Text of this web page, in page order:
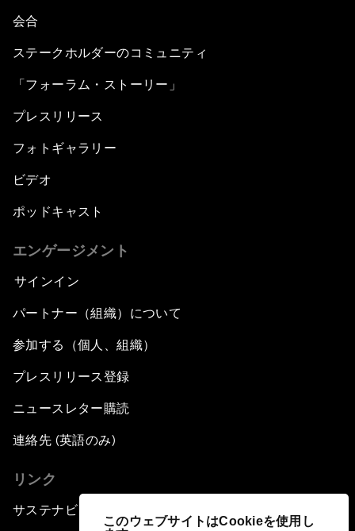
このウェブサイトはCookieを使用し
会合
ステークホルダーのコミュニティ
「フォーラム・ストーリー」
プレスリリース
フォトギャラリー
ビデオ
ポッドキャスト
エンゲージメント
サインイン
パートナー（組織）について
参加する（個人、組織）
プレスリリース登録
ニュースレター購読
連絡先 (英語のみ)
リンク
サステナビリティへの取り組み